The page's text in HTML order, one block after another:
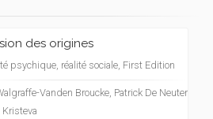
des origines
psychique, réalité sociale, First Edition
Vanden Broucke, Patrick De Neuter